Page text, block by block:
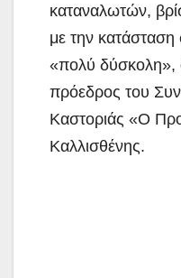
καταναλωτών,
με την κατάσταση
«πολύ δύσκολη»,
πρόεδρος του
Καστοριάς «Ο
Καλλισθένης.